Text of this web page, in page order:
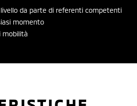
da parte di referenti competenti
momento
mobilità